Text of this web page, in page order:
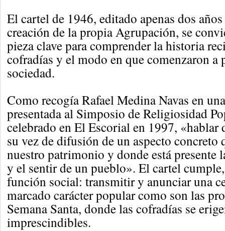
El cartel de 1946, editado apenas dos
creación de la propia Agrupación, se
pieza clave para comprender la historia
cofradías y el modo en que comenzaron a
sociedad.
Como recogía Rafael Medina Navas en
presentada al Simposio de Religiosidad
celebrado en El Escorial en 1997, «hablar
su vez de difusión de un aspecto concreto
nuestro patrimonio y donde está presente
y el sentir de un pueblo». El cartel
función social: transmitir y anunciar una
marcado carácter popular como son las
Semana Santa, donde las cofradías se
imprescindibles.